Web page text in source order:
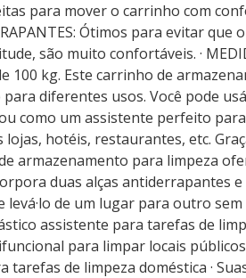
para mover o carrinho com
Ótimos para evitar
são muito confortáveis. ·
100 kg. Este carrinho de
diferentes usos. Você pode
como um assistente perfeito
lojas, hotéis, restaurantes, etc.
armazenamento para limpeza
duas alças antiderrapantes
levá·lo de um lugar para outro
assistente para tarefas de
para limpar locais
tarefas de limpeza doméstica ·